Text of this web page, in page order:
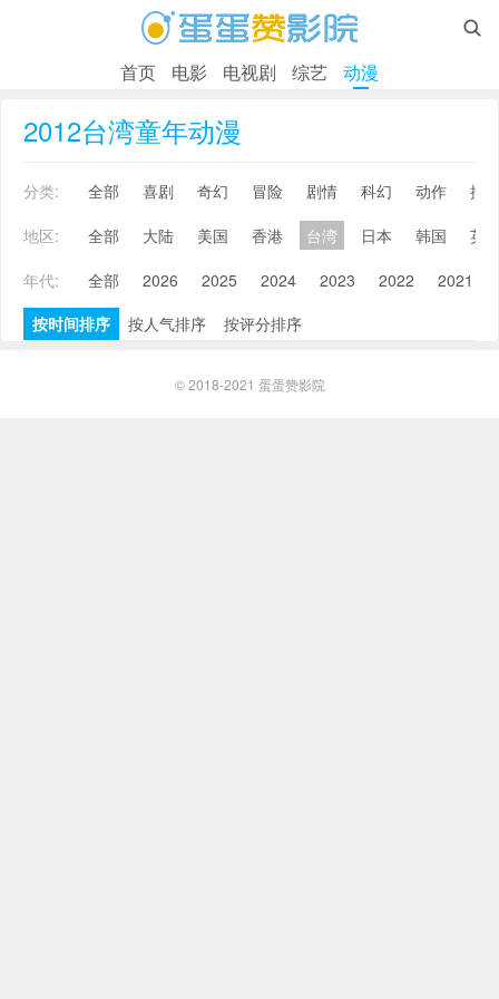

首页 电影 电视剧 综艺 动漫
2012台湾童年动漫
分类: 全部 喜剧 奇幻 冒险 剧情 科幻 动作
搞
地区:
全部 大陆 美国 香港 台湾 日本 韩国
英
年代:
全部 2026 2025 2024 2023 2022 2021
按时间排序
按人气排序 按评分排序
© 2018-2021 蛋蛋赞影院